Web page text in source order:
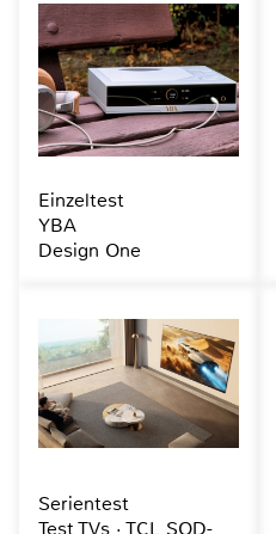
Einzeltest
YBA
Design One
Serientest
Test TVs · TCL SQD-